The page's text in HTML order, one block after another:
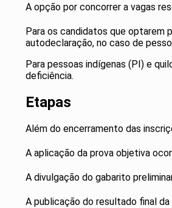
A opção por concorrer a vagas
Para os candidatos que optarem
autodeclaração, no caso de
Para pessoas indígenas (PI) e
deficiência.
Etapas
Além do encerramento das
A aplicação da prova objetiva
A divulgação do gabarito
A publicação do resultado final